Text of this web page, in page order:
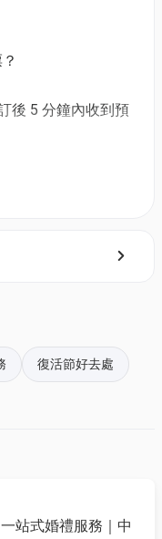
組 (原價HK$158)
朋友及一位18歲
場地必須穿著襪子
朋友及兩位18歲
場地必須穿著襪子
一休館）
荔枝角店一樓
後 5 分鐘內收到預
郵地址。
程式(APP) ，並以
；
結; 部份活動設
郵，該怎樣辦？
款嗎？
更多協助，請電
復活節好去處
站式婚禮服務｜中